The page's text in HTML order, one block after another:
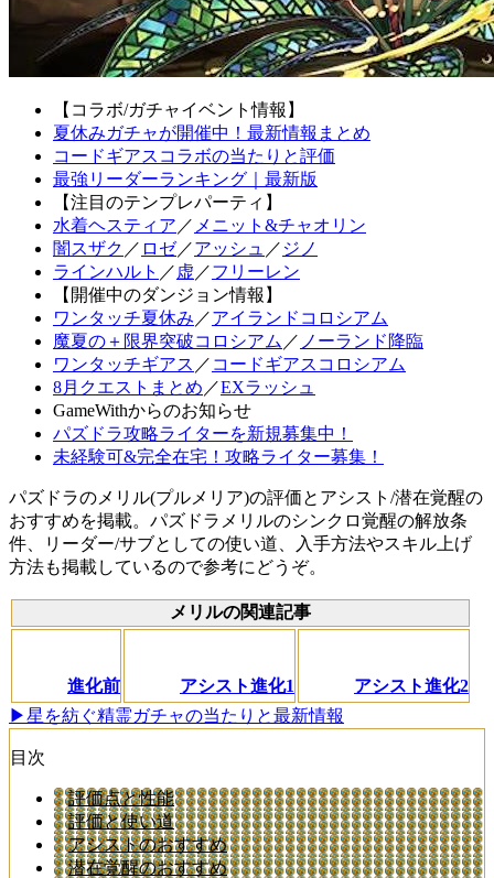
【コラボ/ガチャイベント情報】
夏休みガチャが開催中！最新情報まとめ
コードギアスコラボの当たりと評価
最強リーダーランキング｜最新版
【注目のテンプレパーティ】
水着ヘスティア ／ メニット&チャオリン
闇スザク ／ ロゼ／アッシュ ／ ジノ
ラインハルト ／ 虚 ／フリーレン
【開催中のダンジョン情報】
ワンタッチ夏休み ／アイランドコロシアム
魔夏の＋限界突破コロシアム ／ ノーランド降臨
ワンタッチギアス ／ コードギアスコロシアム
8月クエストまとめ ／EXラッシュ
GameWithからのお知らせ
パズドラ攻略ライターを新規募集中！
未経験可&完全在宅！攻略ライター募集！
パズドラのメリル(プルメリア)の評価とアシスト/潜在覚醒の
おすすめを掲載。パズドラメリルのシンクロ覚醒の解放条
件、リーダー/サブとしての使い道、入手方法やスキル上げ
方法も掲載しているので参考にどうぞ。
メリルの関連記事
進化前 アシスト進化1
アシスト進化2
▶星を紡ぐ精霊ガチャの当たりと最新情報
目次
評価点と性能
評価と使い道
アシストのおすすめ
潜在覚醒のおすすめ